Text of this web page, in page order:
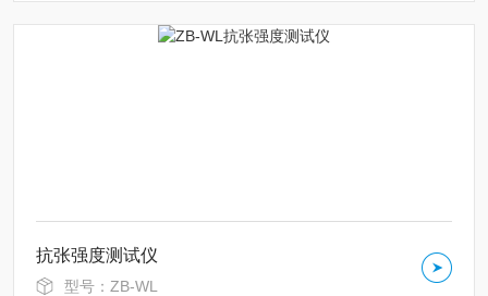
抗张强度测试仪
型号：ZB-WL